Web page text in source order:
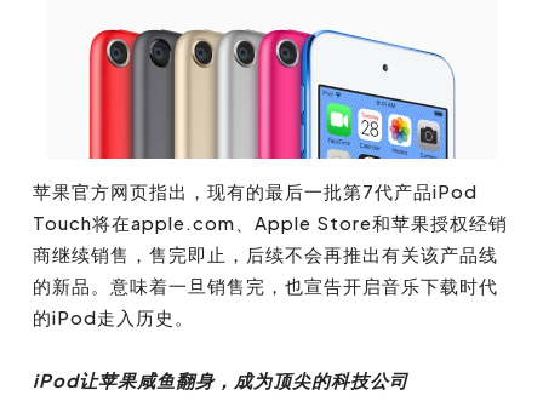
苹果官方网页指出，现有的最后一批第7代产品iPod
Touch将在apple.com、Apple Store和苹果授权经销
商继续销售，售完即止，后续不会再推出有关该产品线
的新品。意味着一旦销售完，也宣告开启音乐下载时代
的iPod走入历史。
iPod让苹果咸鱼翻身，成为顶尖的科技公司